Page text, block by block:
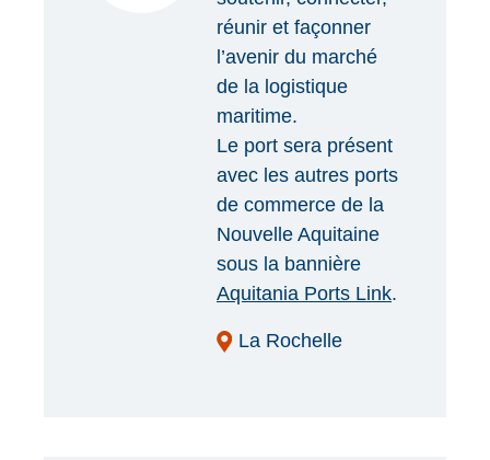
réunir et façonner
l’avenir du marché
de la logistique
maritime.
Le port sera présent
avec les autres ports
de commerce de la
Nouvelle Aquitaine
sous la bannière
Aquitania Ports Link.
La Rochelle